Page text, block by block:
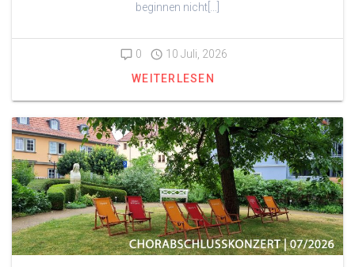
beginnen nicht[…]
0
10 Juli, 2026
WEITERLESEN